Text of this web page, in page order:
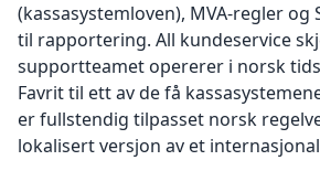
(kassasystemloven), MVA-regler og
til rapportering. All kundeservice
supportteamet opererer i norsk
Favrit til ett av de få
er fullstendig tilpasset norsk
lokalisert versjon av et